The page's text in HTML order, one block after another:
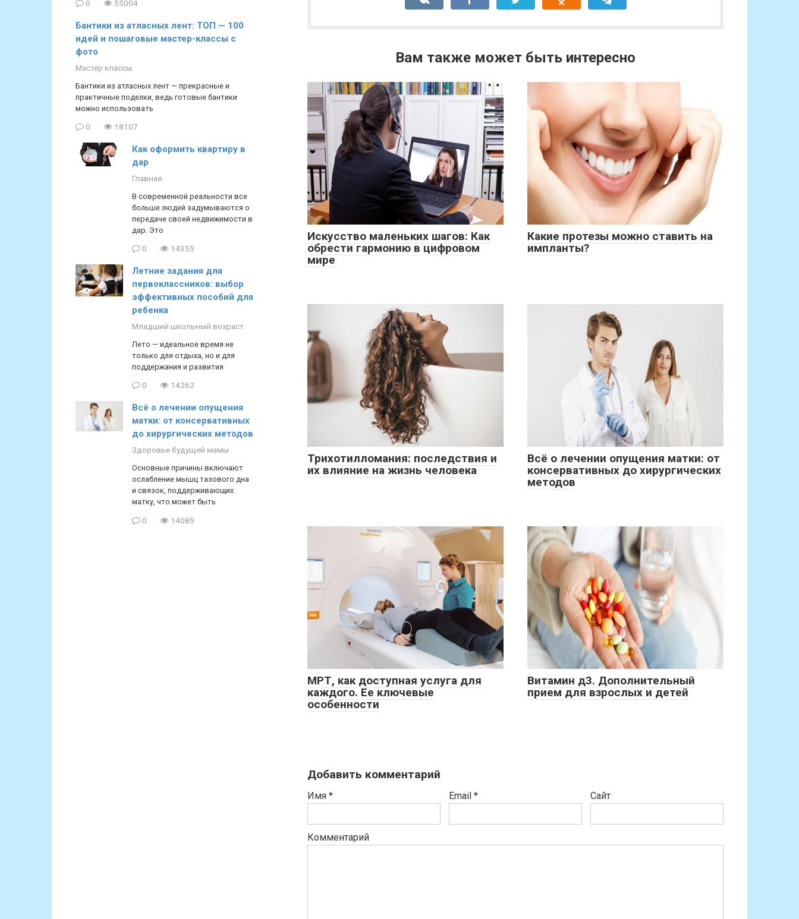
Вам также может быть интересно
Искусство маленьких шагов: Как
обрести гармонию в цифровом
мире
Какие протезы можно ставить на
импланты?
Трихотилломания: последствия и
их влияние на жизнь человека
Всё о лечении опущения матки: от
консервативных до хирургических
методов
МРТ, как доступная услуга для
каждого. Ее ключевые
особенности
Витамин д3. Дополнительный
прием для взрослых и детей
Добавить комментарий
Имя * Email * Сайт
Комментарий
0 55004
Бантики из атласных лент: ТОП — 100
идей и пошаговые мастер-классы с
фото
Мастер классы
Бантики из атласных лент — прекрасные и
практичные поделки, ведь готовые бантики
можно использовать
0 18107
Как оформить квартиру в
дар
Главная
В современной реальности все
больше людей задумываются о
передаче своей недвижимости в
дар. Это
0 14355
Летние задания для
первоклассников: выбор
эффективных пособий для
ребенка
Младший школьный возраст
Лето — идеальное время не
только для отдыха, но и для
поддержания и развития
0 14262
Всё о лечении опущения
матки: от консервативных
до хирургических методов
Здоровье будущей мамы
Основные причины включают
ослабление мышц тазового дна
и связок, поддерживающих
матку, что может быть
0 14085